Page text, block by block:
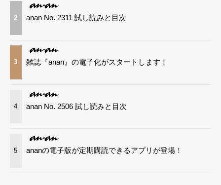
2 anan No. 2311 試し読みと目次
3 雑誌『anan』の電子化がスタートします！
4 anan No. 2506 試し読みと目次
5 ananの電子版が定期購読できるアプリが登場！